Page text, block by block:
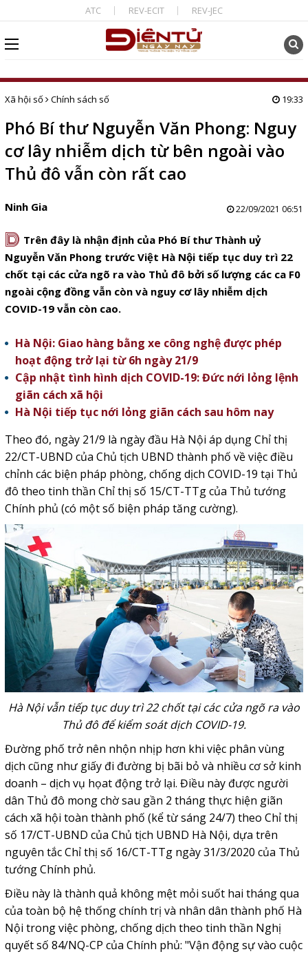
ATC REV-ECIT REV-JEC
Xã hội số Chính sách số 19:33
Phó Bí thư Nguyễn Văn Phong: Nguy
cơ lây nhiễm dịch từ bên ngoài vào
Thủ đô vẫn còn rất cao
Ninh Gia 22/09/2021 06:51
D Trên đây là nhận định của Phó Bí thư Thành uỷ
Nguyễn Văn Phong trước Việt Hà Nội tiếp tục duy trì 22
chốt tại các cửa ngõ ra vào Thủ đô bởi số lượng các ca F0
ngoài cộng đồng vẫn còn và nguy cơ lây nhiễm dịch
COVID-19 vẫn còn cao.
Hà Nội: Giao hàng bằng xe công nghệ được phép
hoạt động trở lại từ 6h ngày 21/9
Cập nhật tình hình dịch COVID-19: Đức nới lỏng lệnh
giãn cách xã hội
Hà Nội tiếp tục nới lỏng giãn cách sau hôm nay
Theo đó, ngày 21/9 là ngày đầu Hà Nội áp dụng Chỉ thị
22/CT-UBND của Chủ tịch UBND thành phố về việc điều
chỉnh các biện pháp phòng, chống dịch COVID-19 tại Thủ
đô theo tinh thần Chỉ thị số 15/CT-TTg của Thủ tướng
Chính phủ (có một số biện pháp tăng cường).
Hà Nội vẫn tiếp tục duy trì 22 chốt tại các cửa ngõ ra vào
Thủ đô để kiểm soát dịch COVID-19.
Đường phố trở nên nhộn nhịp hơn khi việc phân vùng
dịch cũng như giấy đi đường bị bãi bỏ và nhiều cơ sở kinh
doanh – dịch vụ họat động trở lại. Điều này được người
dân Thủ đô mong chờ sau gần 2 tháng thực hiện giãn
cách xã hội toàn thành phố (kể từ sáng 24/7) theo Chỉ thị
số 17/CT-UBND của Chủ tịch UBND Hà Nội, dựa trên
nguyên tắc Chỉ thị số 16/CT-TTg ngày 31/3/2020 của Thủ
tướng Chính phủ.
Điều này là thành quả không mệt mỏi suốt hai tháng qua
của toàn bộ hệ thống chính trị và nhân dân thành phố Hà
Nội trong việc phòng, chống dịch theo tinh thần Nghị
quyết số 84/NQ-CP của Chính phủ: "Vận động sự vào cuộc